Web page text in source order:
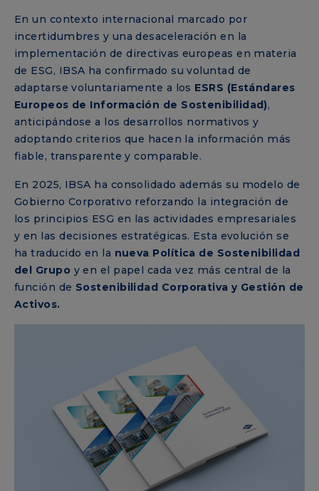
En un contexto internacional marcado por
incertidumbres y una desaceleración en la
implementación de directivas europeas en materia
de ESG, IBSA ha confirmado su voluntad de
adaptarse voluntariamente a los ESRS (Estándares
Europeos de Información de Sostenibilidad),
anticipándose a los desarrollos normativos y
adoptando criterios que hacen la información más
fiable, transparente y comparable.
En 2025, IBSA ha consolidado además su modelo de
Gobierno Corporativo reforzando la integración de
los principios ESG en las actividades empresariales
y en las decisiones estratégicas. Esta evolución se
ha traducido en la nueva Política de Sostenibilidad
del Grupo y en el papel cada vez más central de la
función de Sostenibilidad Corporativa y Gestión de
Activos.